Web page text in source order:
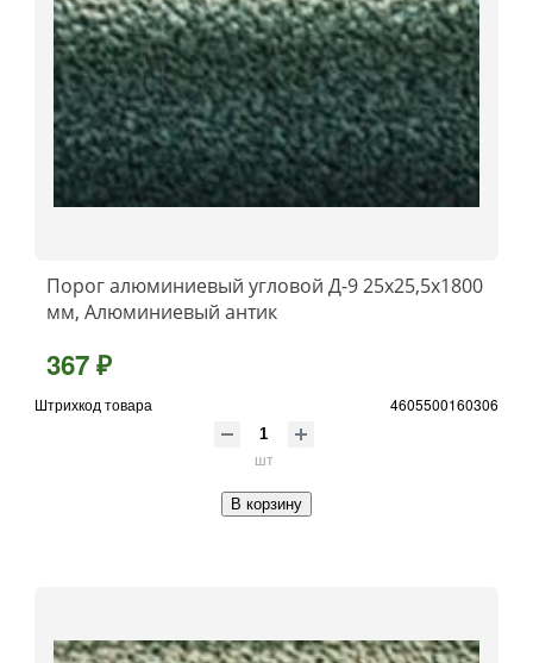
Порог алюминиевый угловой Д-9 25x25,5x1800
мм, Алюминиевый антик
367 ₽
Штрихкод товара 4605500160306
шт
В корзину